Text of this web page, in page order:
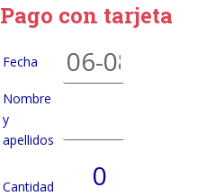
Pago con tarjeta
Fecha
Nombre
y
apellidos
Cantidad